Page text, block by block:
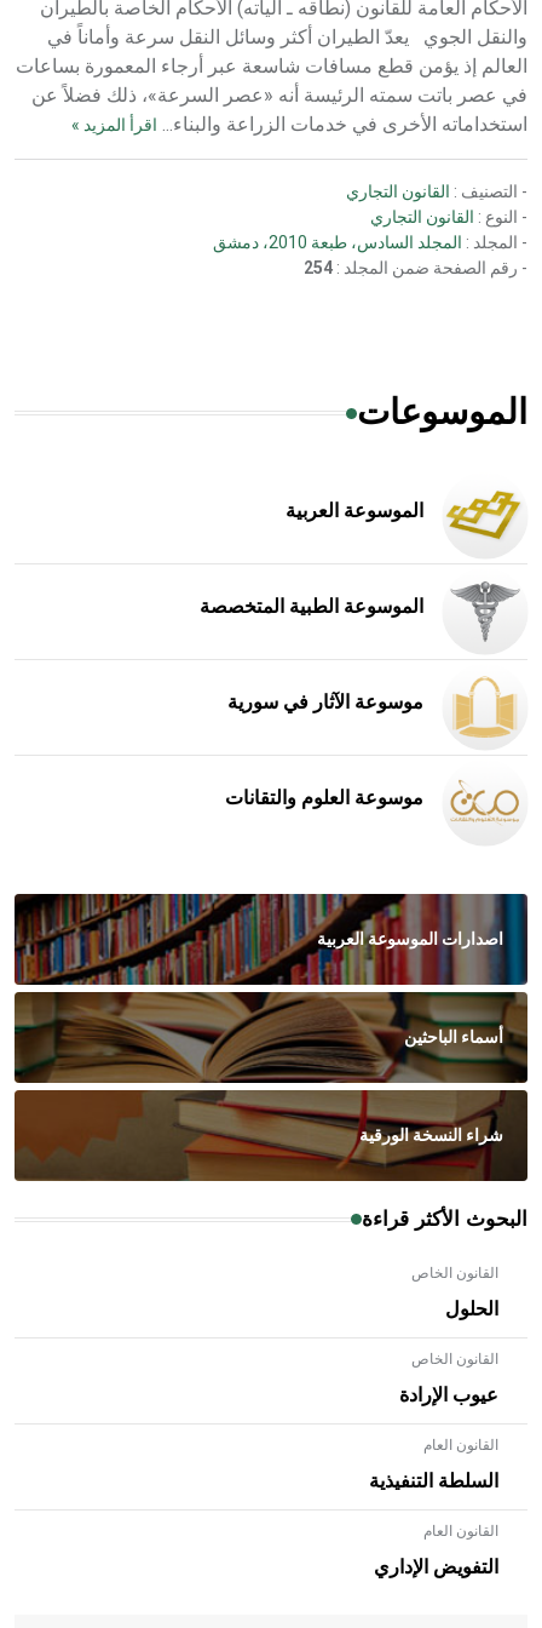
الأحكام العامة للقانون (نطاقه ـ آلياته) الأحكام الخاصة بالطيران
والنقل الجوي يعدّ الطيران أكثر وسائل النقل سرعة وأماناً في
العالم إذ يؤمن قطع مسافات شاسعة عبر أرجاء المعمورة بساعات
في عصر باتت سمته الرئيسة أنه «عصر السرعة»، ذلك فضلاً عن
استخداماته الأخرى في خدمات الزراعة والبناء... اقرأ المزيد »
- التصنيف : القانون التجاري
- النوع : القانون التجاري
- المجلد : المجلد السادس، طبعة 2010، دمشق
- رقم الصفحة ضمن المجلد : 254
الموسوعات
الموسوعة العربية
الموسوعة الطبية المتخصصة
موسوعة الآثار في سورية
موسوعة العلوم والتقانات
اصدارات الموسوعة العربية
أسماء الباحثين
شراء النسخة الورقية
البحوث الأكثر قراءة
القانون الخاص
الحلول
القانون الخاص
عيوب الإرادة
القانون العام
السلطة التنفيذية
القانون العام
التفويض الإداري
- هل تعلم أن الأبلق نوع من الفنون الهندسية التي ارتبطت
بالعمارة الإسلامية في بلاد الشام ومصر خاصة، حيث يحرص
المعمار على بناء مداميكه وخاصة في الواجهات